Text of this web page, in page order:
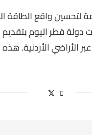
واقع الطاقة
دولة قطر اليوم
الأراضي الأردنية.